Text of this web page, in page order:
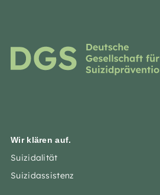
Wir klären auf.
Suizidalität
Suizidassistenz